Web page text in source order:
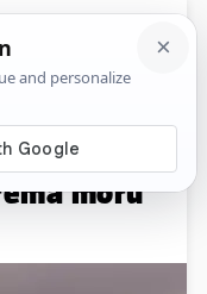
Komentari
novi
moru